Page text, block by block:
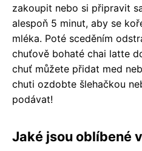
zakoupit nebo si připravit
alespoň 5 minut, aby se
mléka. Poté sceděním
chuťově bohaté chai latte
chuť můžete přidat med
chuti ozdobte šlehačkou
podávat!
Jaké jsou oblíbené